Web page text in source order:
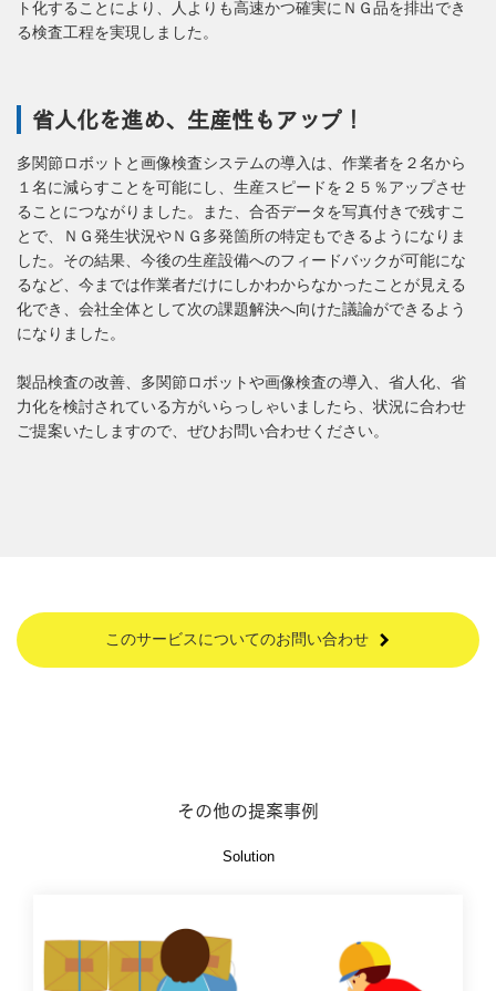
ト化することにより、人よりも高速かつ確実にＮＧ品を排出でき
る検査工程を実現しました。
省人化を進め、生産性もアップ！
多関節ロボットと画像検査システムの導入は、作業者を２名から
１名に減らすことを可能にし、生産スピードを２５％アップさせ
ることにつながりました。また、合否データを写真付きで残すこ
とで、ＮＧ発生状況やＮＧ多発箇所の特定もできるようになりま
した。その結果、今後の生産設備へのフィードバックが可能にな
るなど、今までは作業者だけにしかわからなかったことが見える
化でき、会社全体として次の課題解決へ向けた議論ができるよう
になりました。
製品検査の改善、多関節ロボットや画像検査の導入、省人化、省
力化を検討されている方がいらっしゃいましたら、状況に合わせ
ご提案いたしますので、ぜひお問い合わせください。
このサービスについてのお問い合わせ
その他の提案事例
Solution